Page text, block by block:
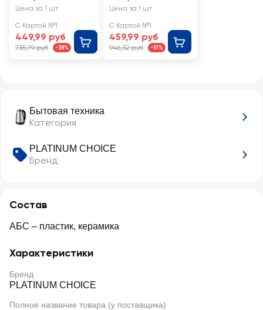
Бытовая техника
Категория
PLATINUM CHOICE
Бренд
Состав
АБС – пластик, керамика
Характеристики
Бренд
PLATINUM CHOICE
Полное название товара (у поставщика)
электрическая Арт.
Цена за 1 шт
С Картой №1
449,99 руб
735,79 руб -38%
PLATINUM
Цена за 1 шт
С Картой №1
459,99 руб
946,32 руб -51%